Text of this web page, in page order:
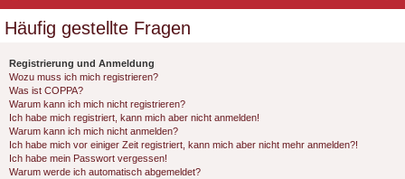
Häufig gestellte Fragen
Registrierung und Anmeldung
Wozu muss ich mich registrieren?
Was ist COPPA?
Warum kann ich mich nicht registrieren?
Ich habe mich registriert, kann mich aber nicht anmelden!
Warum kann ich mich nicht anmelden?
Ich habe mich vor einiger Zeit registriert, kann mich aber nicht mehr anmelden?!
Ich habe mein Passwort vergessen!
Warum werde ich automatisch abgemeldet?